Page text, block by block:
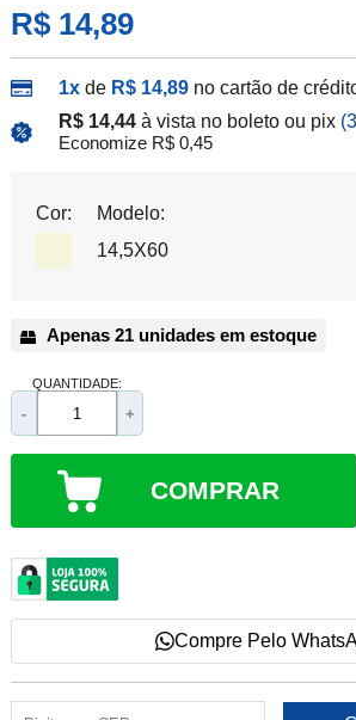
R$ 14,89
1xde R$ 14,89 no cartão de
R$ 14,44 à vista no boleto ou pix
Economize R$ 0,45
Cor:
Modelo:
14,5X60
Apenas 21 unidades em estoque
QUANTIDADE:
- +
COMPRAR
Compre Pelo